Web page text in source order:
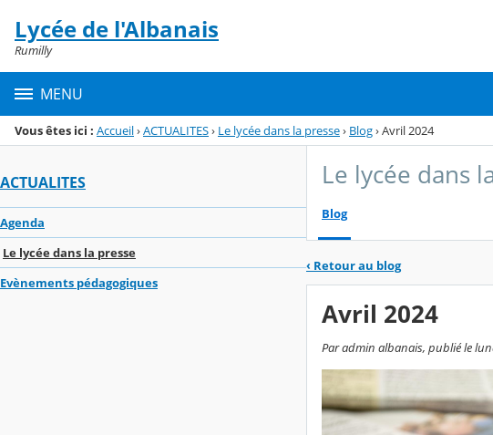
Menu de la rubrique
Contenu
Lycée de l'Albanais
Rumilly
MENU
Vous êtes ici : Accueil›ACTUALITES› Le lycée dans la presse› Blog›Avril 2024
ACTUALITES
Agenda
Le lycée dans la presse
Evènements pédagogiques
Le lycée dans
Blog
‹ Retour au blog
Avril 2024
Par admin albanais, publié le